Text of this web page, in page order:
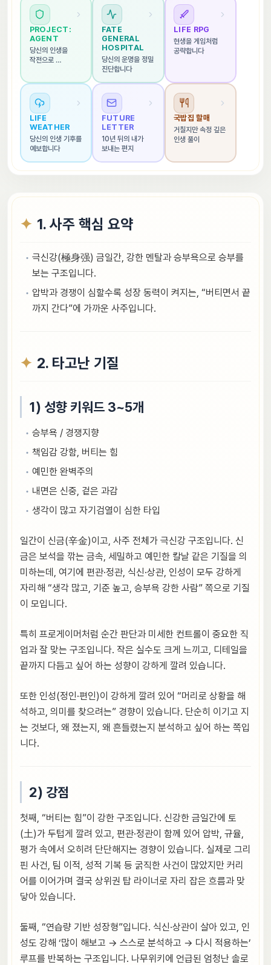
PROJECT:
AGENT
당신의 인생을
작전으로
FATE
GENERAL
HOSPITAL
당신의 운명을 정밀
진단합니다
LIFE RPG
현생을 게임처럼
공략합니다
LIFE
WEATHER
당신의 인생 기후를
예보합니다
FUTURE
LETTER
10년 뒤의 내가
보내는 편지
국밥집 할매
거칠지만 속정 깊은
인생 풀이
1. 사주 핵심 요약
극신강(極身强) 금일간, 강한 멘탈과 승부욕으로 승부를
보는 구조입니다.
압박과 경쟁이 심할수록 성장 동력이 켜지는, “버티면서 끝
까지 간다”에 가까운 사주입니다.
2. 타고난 기질
1) 성향 키워드 3~5개
승부욕 / 경쟁지향
책임감 강함, 버티는 힘
예민한 완벽주의
내면은 신중, 겉은 과감
생각이 많고 자기검열이 심한 타입
일간이 신금(辛金)이고, 사주 전체가 극신강 구조입니다. 신
금은 보석을 깎는 금속, 세밀하고 예민한 칼날 같은 기질을 의
미하는데, 여기에 편관·정관, 식신·상관, 인성이 모두 강하게
자리해 “생각 많고, 기준 높고, 승부욕 강한 사람” 쪽으로 기질
이 모입니다.
특히 프로게이머처럼 순간 판단과 미세한 컨트롤이 중요한 직
업과 잘 맞는 구조입니다. 작은 실수도 크게 느끼고, 디테일을
끝까지 다듬고 싶어 하는 성향이 강하게 깔려 있습니다.
또한 인성(정인·편인)이 강하게 깔려 있어 “머리로 상황을 해
석하고, 의미를 찾으려는” 경향이 있습니다. 단순히 이기고 지
는 것보다, 왜 졌는지, 왜 흔들렸는지 분석하고 싶어 하는 쪽입
니다.
2) 강점
첫째, “버티는 힘”이 강한 구조입니다. 신강한 금일간에 토
(土)가 두텁게 깔려 있고, 편관·정관이 함께 있어 압박, 규율,
평가 속에서 오히려 단단해지는 경향이 있습니다. 실제로 그리
핀 사건, 팀 이적, 성적 기복 등 굵직한 사건이 많았지만 커리
어를 이어가며 결국 상위권 탑 라이너로 자리 잡은 흐름과 맞
닿아 있습니다.
둘째, “연습량 기반 성장형”입니다. 식신·상관이 살아 있고, 인
성도 강해 ‘많이 해보고 → 스스로 분석하고 → 다시 적용하는’
루프를 반복하는 구조입니다. 나무위키에 언급된 엄청난 솔로